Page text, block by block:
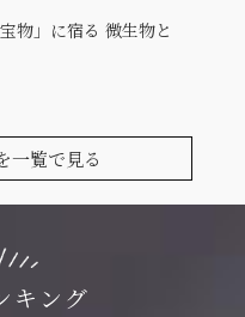
物」に宿る 微生物と
一覧で見る
キング